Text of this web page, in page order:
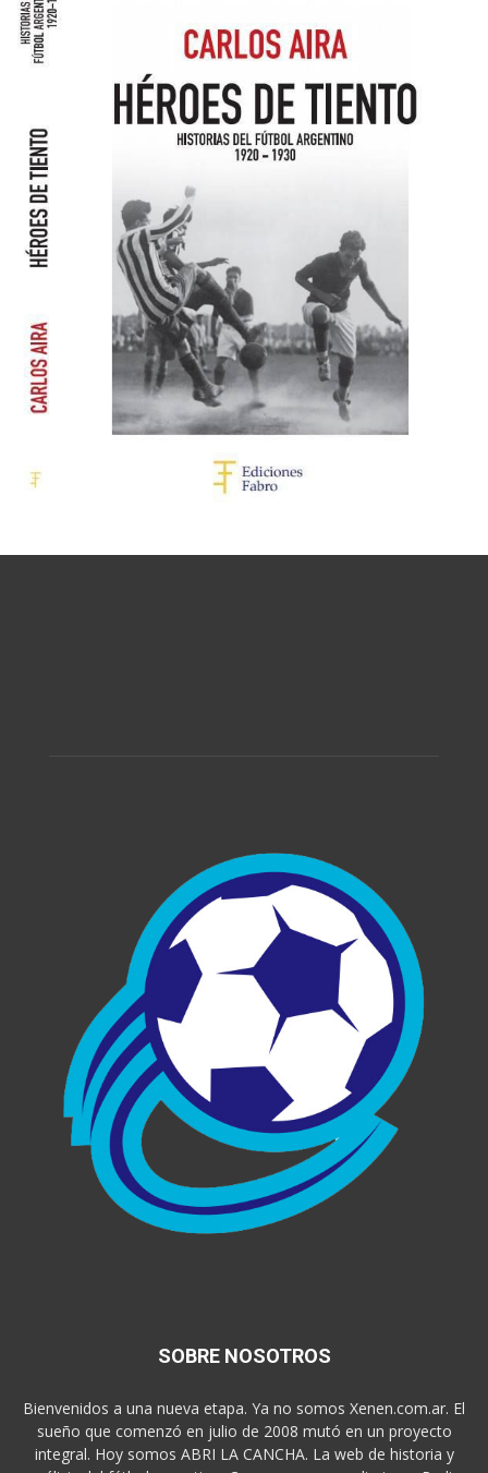
SOBRE NOSOTROS
Bienvenidos a una nueva etapa. Ya no somos Xenen.com.ar. El
sueño que comenzó en julio de 2008 mutó en un proyecto
integral. Hoy somos ABRI LA CANCHA. La web de historia y